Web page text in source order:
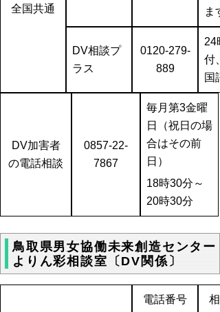
全国共通
ます
DV相談プ
ラス
0120-279-
889
24
付
国
DV加害者
の電話相談
0857-22-
7867
毎月第3金曜
日
（祝日の場
合はその前
日）
18時30分～
20時30分
鳥取県男女協働未来創造センター
よりん彩相談室〔DV関係〕
電話番号